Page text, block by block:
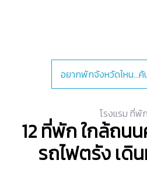
โรงแรม ที่พั
12 ที่พัก ใกล้ถน
รถไฟตรัง เดิ